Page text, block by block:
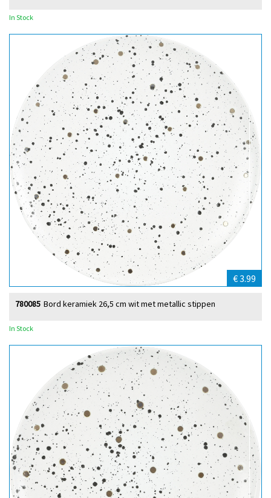
In Stock
€ 3.99
Bord keramiek 26,5 cm wit met metallic stippen
780085
In Stock